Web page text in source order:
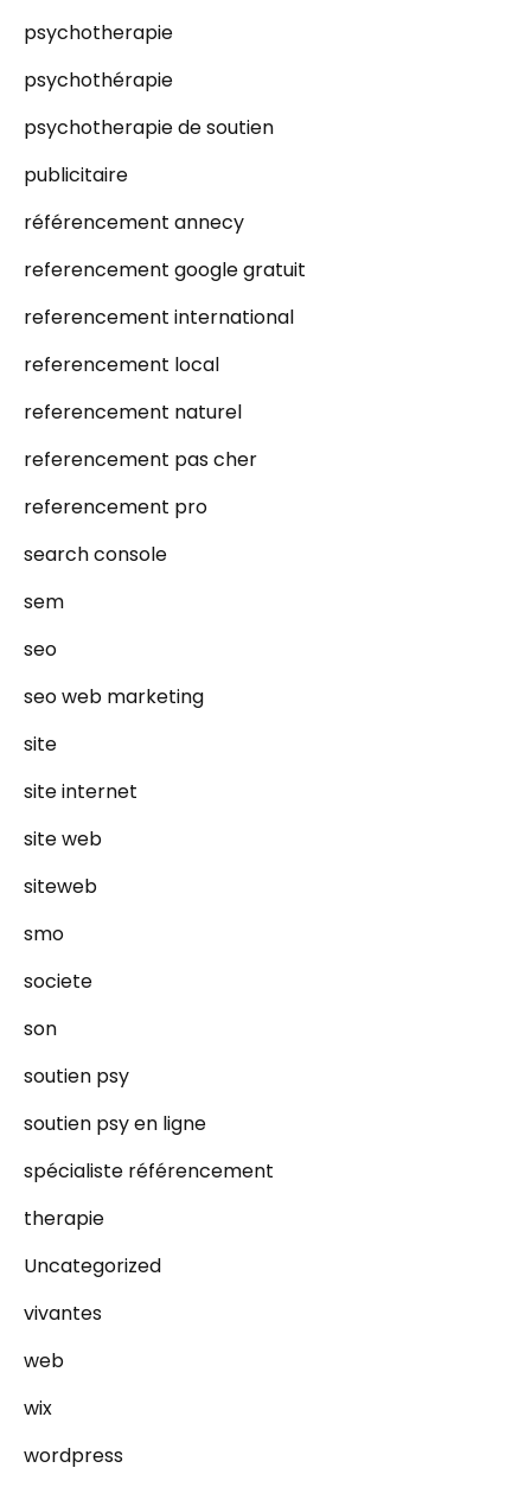
psychotherapie
psychothérapie
psychotherapie de soutien
publicitaire
référencement annecy
referencement google gratuit
referencement international
referencement local
referencement naturel
referencement pas cher
referencement pro
search console
sem
seo
seo web marketing
site
site internet
site web
siteweb
smo
societe
son
soutien psy
soutien psy en ligne
spécialiste référencement
therapie
Uncategorized
vivantes
web
wix
wordpress